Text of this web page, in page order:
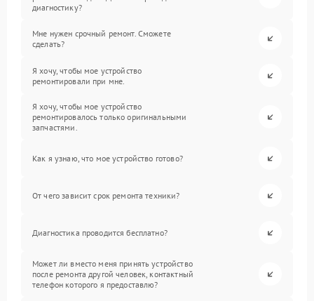
диагностику?
Мне нужен срочный ремонт. Сможете
сделать?
Я хочу, чтобы мое устройство
ремонтировали при мне.
Я хочу, чтобы мое устройство
ремонтировалось только оригинальными
запчастями.
Как я узнаю, что мое устройство готово?
От чего зависит срок ремонта техники?
Диагностика проводится бесплатно?
Может ли вместо меня принять устройство
после ремонта другой человек, контактный
телефон которого я предоставлю?